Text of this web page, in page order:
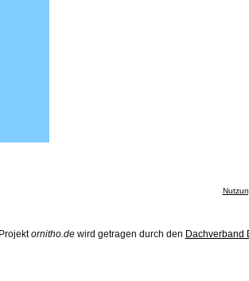
ornitho.dewird getragen durch den Dachverband